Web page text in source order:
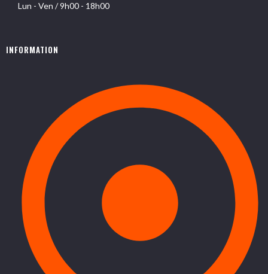
Lun - Ven / 9h00 - 18h00
INFORMATION